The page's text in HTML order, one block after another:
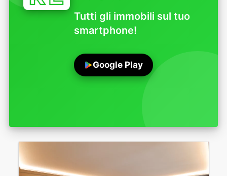
Tutti gli immobili sul tuo
smartphone!
Google Play